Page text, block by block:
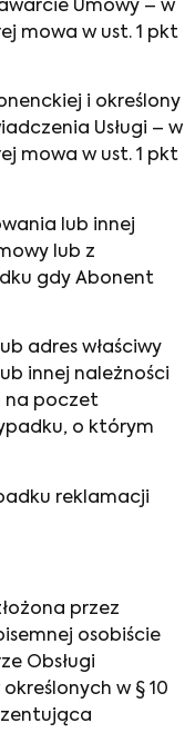
Umowy – w
mowa w ust. 1 pkt
i określony
Usługi – w
mowa w ust. 1 pkt
lub innej
lub z
gdy Abonent
adres właściwy
innej należności
na poczet
o którym
reklamacji
przez
osobiście
Obsługi
w § 10